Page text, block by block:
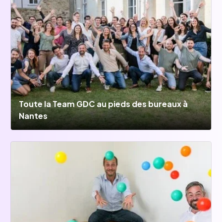
Toute la Team GDC au pieds des bureaux à
Nantes